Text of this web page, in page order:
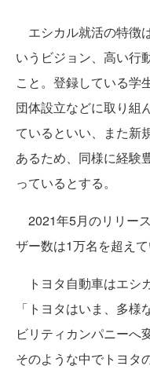
エシカル就活の特徴
いうビジョン、高い行
こと。登録している学
団体設立などに取り組
ているといい、また新
あるため、同様に経験
っているとする。
2021年5月のリリー
ザー数は1万名を超えて
トヨタ自動車はエシ
「トヨタはいま、多
ビリティカンパニーへ
そのような中でトヨタ